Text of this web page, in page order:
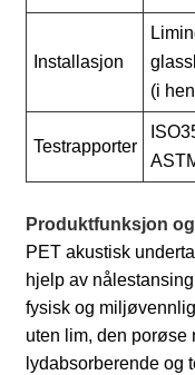
Installasjon
(i
Testrapporter
Produktfunksjon
PET akustisk
hjelp av
fysisk og
uten lim, den porøse
lydabsorberende og